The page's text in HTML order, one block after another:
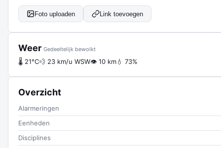
Foto uploaden Link toevoegen
Weer Gedeeltelijk bewolkt
🌡 21°C💨 23 km/u WSW👁 10 km💧 73%
Overzicht
Alarmeringen
Eenheden
Disciplines